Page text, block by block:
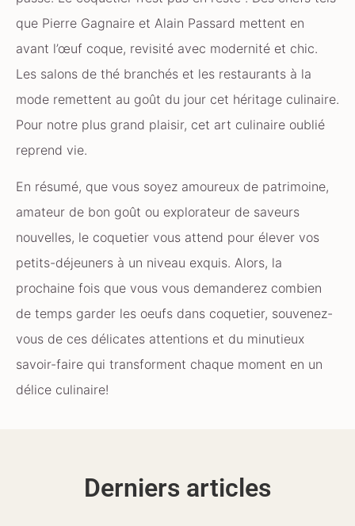
que Pierre Gagnaire et Alain Passard mettent en
avant l’œuf coque, revisité avec modernité et chic.
Les salons de thé branchés et les restaurants à la
mode remettent au goût du jour cet héritage culinaire.
Pour notre plus grand plaisir, cet art culinaire oublié
reprend vie.
En résumé, que vous soyez amoureux de patrimoine,
amateur de bon goût ou explorateur de saveurs
nouvelles, le coquetier vous attend pour élever vos
petits-déjeuners à un niveau exquis. Alors, la
prochaine fois que vous vous demanderez combien
de temps garder les oeufs dans coquetier, souvenez-
vous de ces délicates attentions et du minutieux
savoir-faire qui transforment chaque moment en un
délice culinaire!
Derniers articles